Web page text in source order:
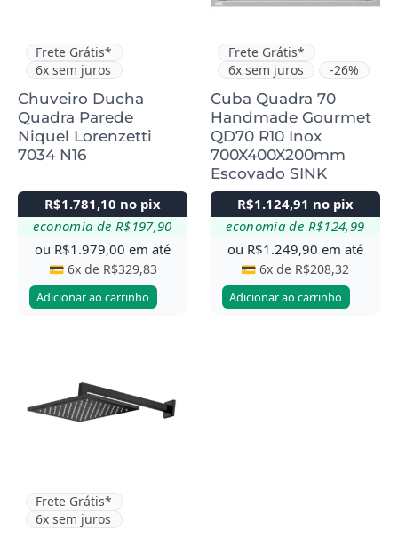
Frete Grátis*
6x sem juros
Chuveiro Ducha
Quadra Parede
Niquel Lorenzetti
7034 N16
R$1.781,10 no pix
economia de R$197,90
ou R$1.979,00 em até
💳 6x de R$329,83
Adicionar ao carrinho
Frete Grátis*
6x sem juros
-26%
Cuba Quadra 70
Handmade Gourmet
QD70 R10 Inox
700X400X200mm
Escovado SINK
R$1.124,91 no pix
economia de R$124,99
ou R$1.249,90 em até
💳 6x de R$208,32
Adicionar ao carrinho
Frete Grátis*
6x sem juros